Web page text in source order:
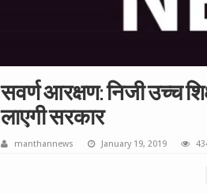
सवर्ण आरक्षण: निजी उच्च
लाएगी सरकार
manthannews January 19, 2019